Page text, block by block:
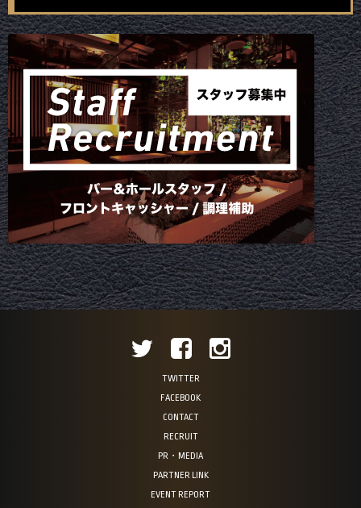
TWITTER
FACEBOOK
CONTACT
RECRUIT
PR・MEDIA
PARTNER LINK
EVENT REPORT